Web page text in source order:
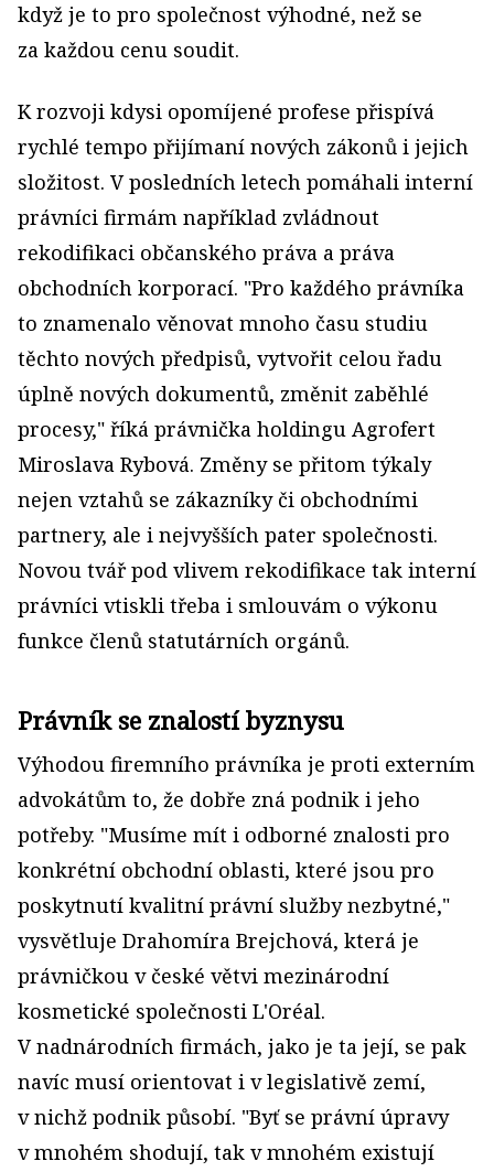
když je to pro společnost výhodné, než se
za každou cenu soudit.
K rozvoji kdysi opomíjené profese přispívá
rychlé tempo přijímaní nových zákonů i jejich
složitost. V posledních letech pomáhali interní
právníci firmám například zvládnout
rekodifikaci občanského práva a práva
obchodních korporací. "Pro každého právníka
to znamenalo věnovat mnoho času studiu
těchto nových předpisů, vytvořit celou řadu
úplně nových dokumentů, změnit zaběhlé
procesy," říká právnička holdingu Agrofert
Miroslava Rybová. Změny se přitom týkaly
nejen vztahů se zákazníky či obchodními
partnery, ale i nejvyšších pater společnosti.
Novou tvář pod vlivem rekodifikace tak interní
právníci vtiskli třeba i smlouvám o výkonu
funkce členů statutárních orgánů.
Právník se znalostí byznysu
Výhodou firemního právníka je proti externím
advokátům to, že dobře zná podnik i jeho
potřeby. "Musíme mít i odborné znalosti pro
konkrétní obchodní oblasti, které jsou pro
poskytnutí kvalitní právní služby nezbytné,"
vysvětluje Drahomíra Brejchová, která je
právničkou v české větvi mezinárodní
kosmetické společnosti L'Oréal.
V nadnárodních firmách, jako je ta její, se pak
navíc musí orientovat i v legislativě zemí,
v nichž podnik působí. "Byť se právní úpravy
v mnohém shodují, tak v mnohém existují